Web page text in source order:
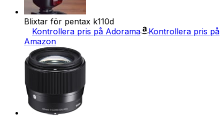
Blixtar för pentax k110d
Kontrollera pris på Adorama
Kontrollera pris på
Amazon